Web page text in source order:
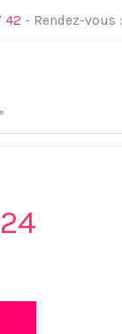
42 - Rendez-vous :